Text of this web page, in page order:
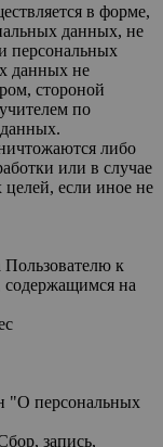
в форме,
данных, не
персональных
данных не
стороной
по
либо
или в случае
если иное не
Пользователю к
на
"О персональных
запись,